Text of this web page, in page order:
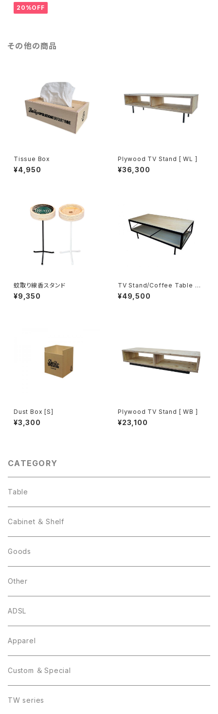
20%OFF
その他の商品
Tissue Box
¥4,950
Plywood TV Stand [ WL ]
¥36,300
蚊取り線香スタンド
¥9,350
TV Stand/Coffee Table 90
0
¥49,500
Dust Box [S]
¥3,300
Plywood TV Stand [ WB ]
¥23,100
CATEGORY
Table
Cabinet ＆ Shelf
Goods
Other
ADSL
Apparel
Custom ＆ Special
TW series